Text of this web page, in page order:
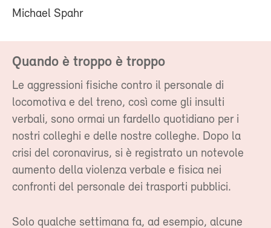
Michael Spahr
Quando è troppo è troppo
Le aggressioni fisiche contro il personale di
locomotiva e del treno, così come gli insulti
verbali, sono ormai un fardello quotidiano per i
nostri colleghi e delle nostre colleghe. Dopo la
crisi del coronavirus, si è registrato un notevole
aumento della violenza verbale e fisica nei
confronti del personale dei trasporti pubblici.
Solo qualche settimana fa, ad esempio, alcune